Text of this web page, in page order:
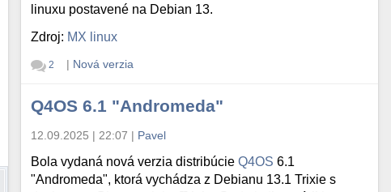
linuxu postavené na Debian 13.
Zdroj: MX linux
2 | Nová verzia
Q4OS 6.1 "Andromeda"
12.09.2025 | 22:07 | Pavel
Bola vydaná nová verzia distribúcieQ4OS 6.1
"Andromeda", ktorá vychádza z Debianu 13.1 Trixie s